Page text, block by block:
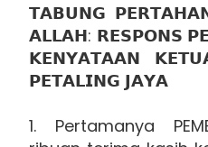
𝗧𝗔𝗕𝗨𝗡𝗚
𝗔𝗟𝗟𝗔𝗛: 𝗥𝗘𝗦𝗣𝗢𝗡𝗦
𝗞𝗘𝗡𝗬𝗔𝗧𝗔𝗔𝗡
𝗣𝗘𝗧𝗔𝗟𝗜𝗡𝗚 𝗝𝗔𝗬𝗔
1. Pertamanya